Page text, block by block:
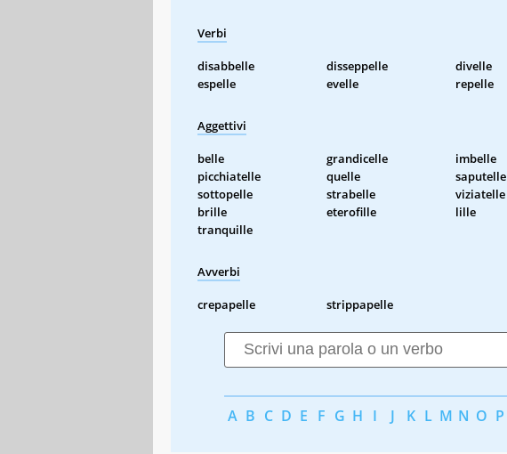
Verbi
disabbelle disseppelle divelle
espelle
evelle repelle
Aggettivi
belle grandicelle imbelle
picchiatelle
quelle saputelle
sottopelle
strabelle viziatelle
brille
eterofille lille
tranquille
Avverbi
crepapelle strippapelle
A B C D E F G H I J K L M N O P